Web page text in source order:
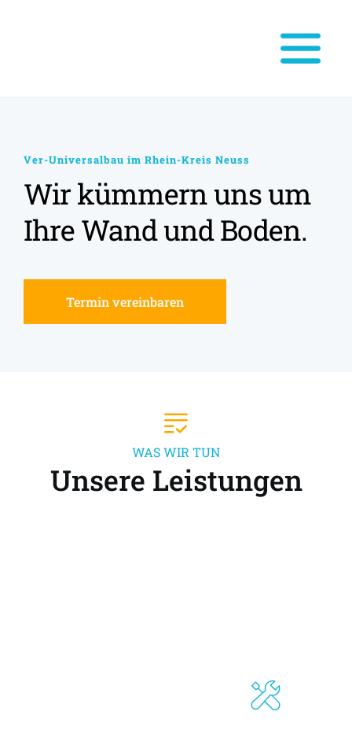
Ver-Universalbau im Rhein-Kreis Neuss
Wir kümmern uns um
Ihre Wand und Boden.
Termin vereinbaren
WAS WIR TUN
Unsere Leistungen